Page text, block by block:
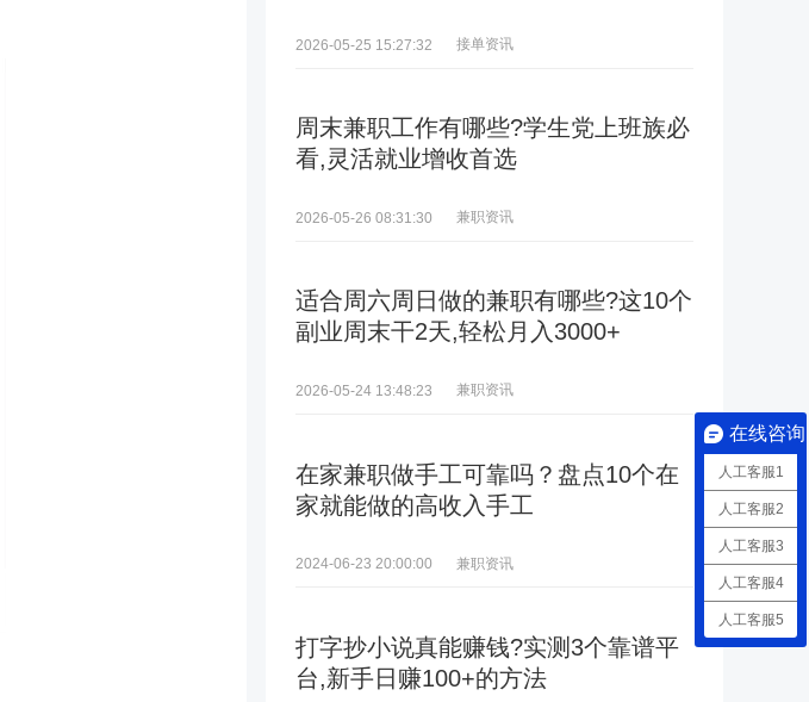
2026-05-25 15:27:32 接单资讯
周末兼职工作有哪些?学生党上班族必
看,灵活就业增收首选
2026-05-26 08:31:30 兼职资讯
适合周六周日做的兼职有哪些?这10个
副业周末干2天,轻松月入3000+
2026-05-24 13:48:23 兼职资讯
在家兼职做手工可靠吗？盘点10个在
家就能做的高收入手工
2024-06-23 20:00:00 兼职资讯
打字抄小说真能赚钱?实测3个靠谱平
台,新手日赚100+的方法
在线咨询
人工客服1
人工客服2
人工客服3
人工客服4
人工客服5